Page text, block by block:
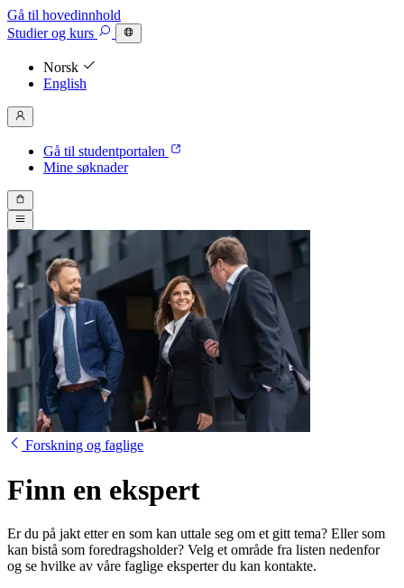
Gå til hovedinnhold
Studierog kurs
Norsk
English
Gå til studentportalen
Mine søknader
Forskning og faglige
Finn en ekspert
Er du på jakt etter en som kan uttale seg om et gitt tema? Eller som
kan bistå som foredragsholder? Velg et område fra listen nedenfor
og se hvilke av våre faglige eksperter du kan kontakte.